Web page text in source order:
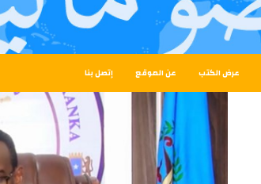
عرض الكتب عن الموقع إتصل بنا